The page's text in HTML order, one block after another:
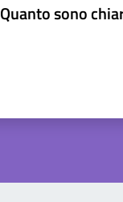
Quanto sono